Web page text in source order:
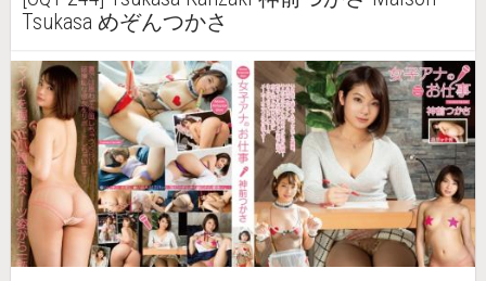
Tsukasa めぞんつかさ